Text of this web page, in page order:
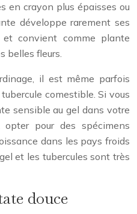
en crayon plus épaisses ou
développe rarement ses
convient comme plante
belles fleurs.
il est même parfois
comestible. Si vous
sensible au gel dans votre
opter pour des spécimens
dans les pays froids
et les tubercules sont très
douce